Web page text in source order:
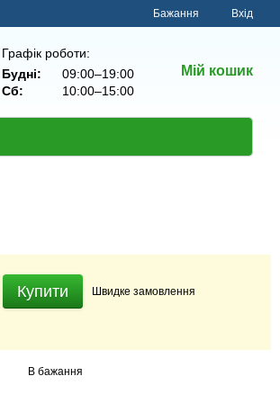
Бажання Вхід
Графік роботи:
Будні:
09:00–19:00
Сб:
10:00–15:00
Мій кошик
Купити Швидке замовлення
В бажання